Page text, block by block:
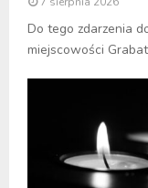
Do tego zdarzenia
miejscowości